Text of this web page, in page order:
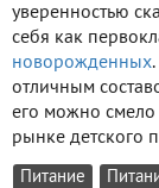
уверенностью
себя как
новорожденных
отличным
его можно смело
рынке детского
Питание